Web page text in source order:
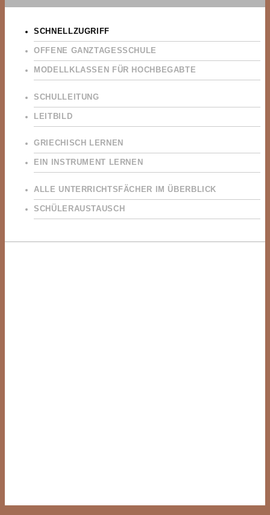
SCHNELLZUGRIFF
OFFENE GANZTAGESSCHULE
MODELLKLASSEN FÜR HOCHBEGABTE
SCHULLEITUNG
LEITBILD
GRIECHISCH LERNEN
EIN INSTRUMENT LERNEN
ALLE UNTERRICHTSFÄCHER IM ÜBERBLICK
SCHÜLERAUSTAUSCH